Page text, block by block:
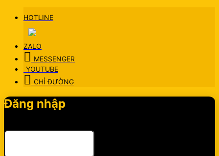
HOTLINE
ZALO
MESSENGER
YOUTUBE
CHỈ ĐƯỜNG
Đăng nhập